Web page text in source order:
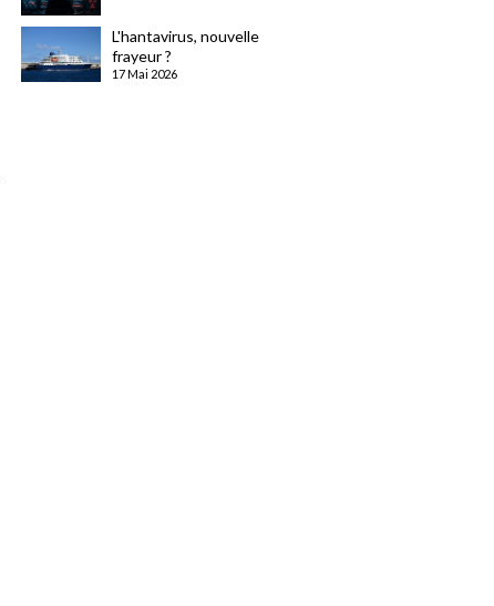
L'hantavirus, nouvelle
frayeur ?
17 Mai 2026